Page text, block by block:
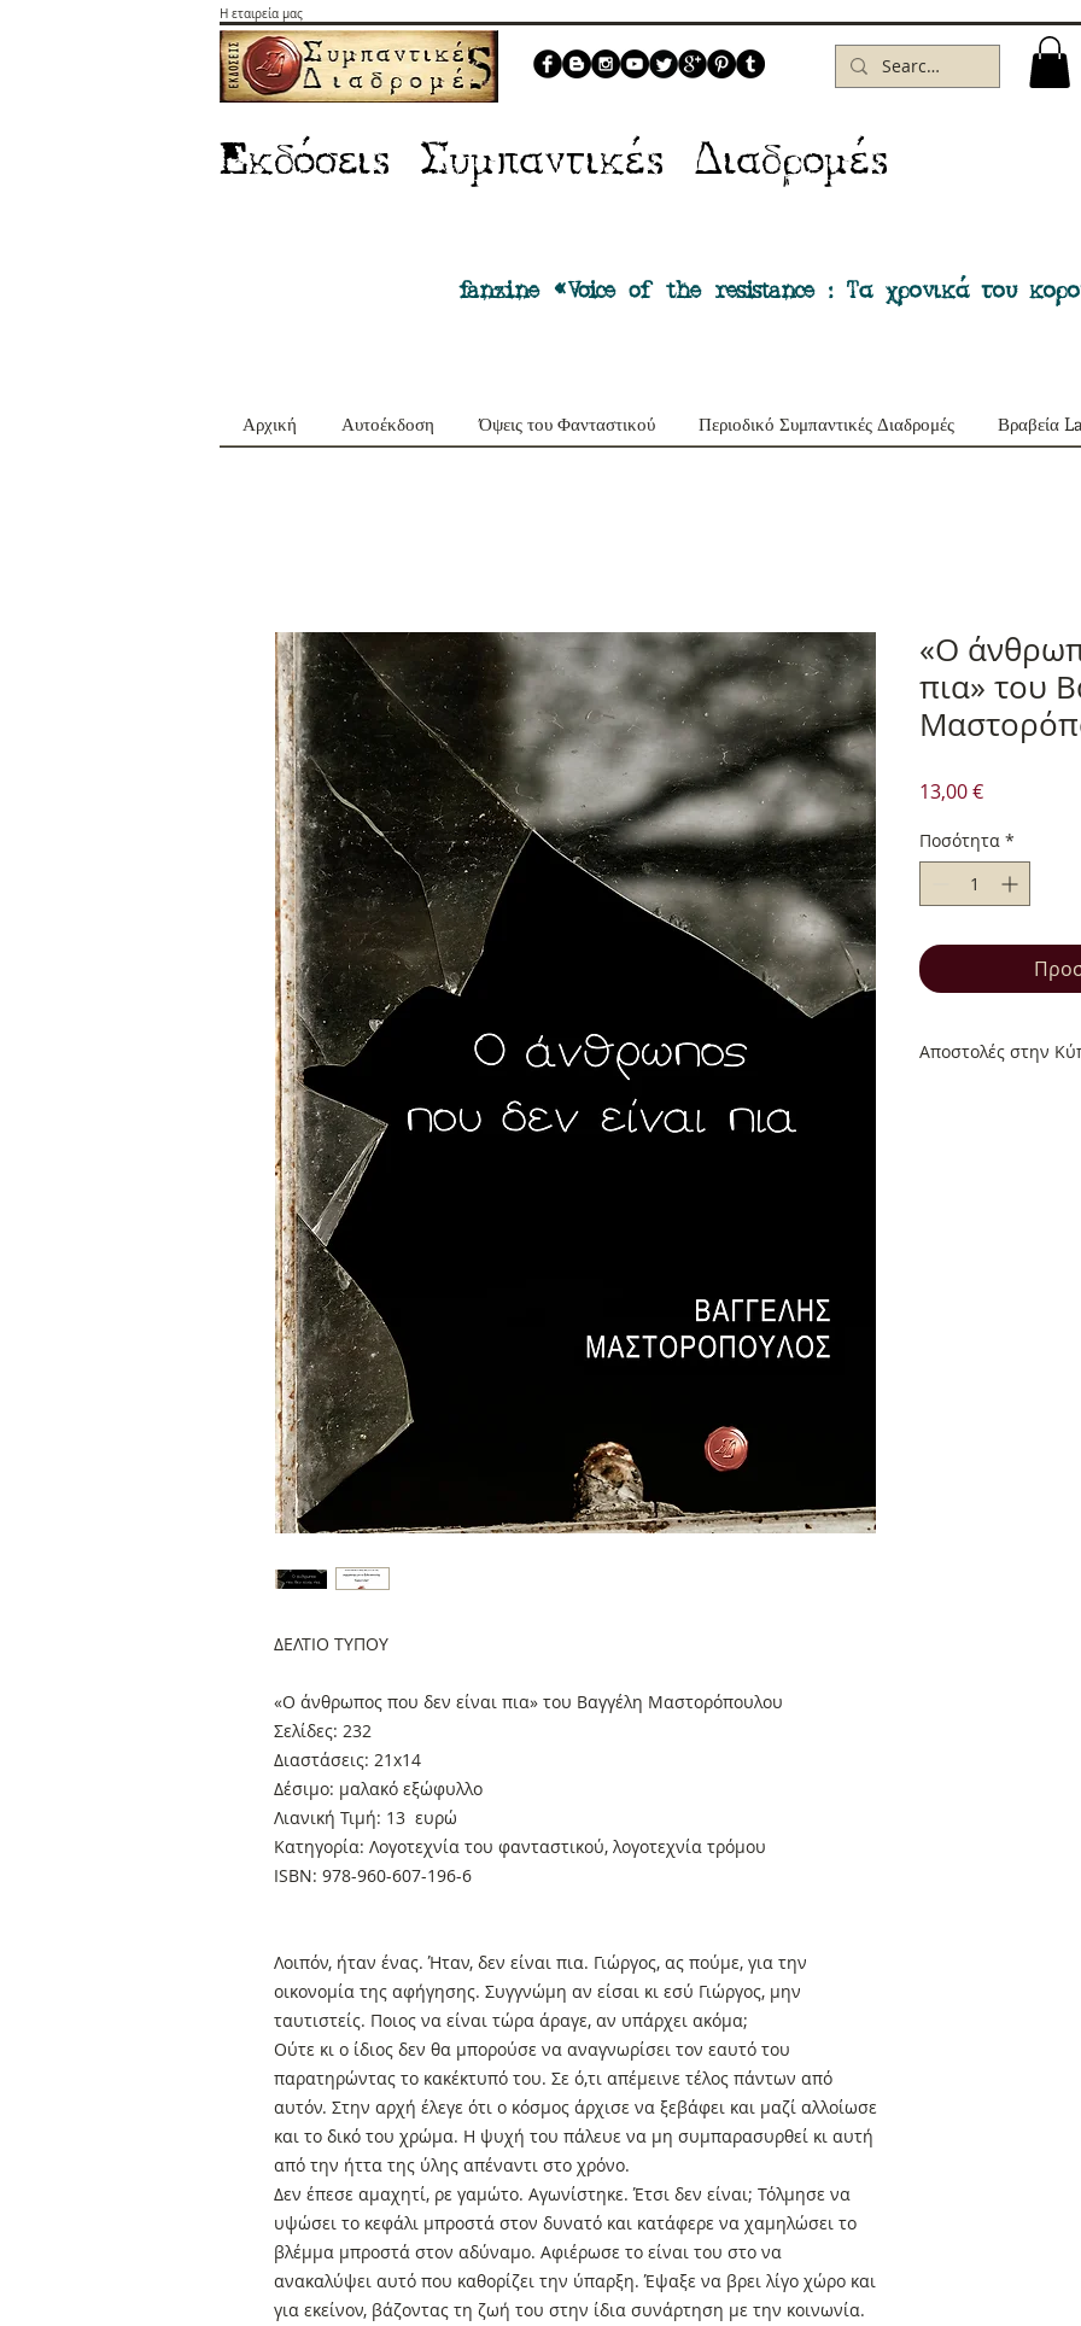
Η εταιρεία μας
Eκδόσειs Συμπαντικέs Διαδρομέs
fanzine «Voice of the resistance : Τα χρονικά του
Αρχική Αυτοέκδοση Όψεις του Φανταστικού Περιοδικό Συμπαντικές Διαδρομές Βραβεία
ΔΕΛΤΙΟ ΤΥΠΟΥ
«Ο άνθρωπος που δεν είναι πια» του Βαγγέλη Μαστορόπουλου
Σελίδες: 232
Διαστάσεις: 21x14
Δέσιμο: μαλακό εξώφυλλο
Λιανική Τιμή: 13 ευρώ
Κατηγορία: Λογοτεχνία του φανταστικού, λογοτεχνία τρόμου
ISBN: 978-960-607-196-6
Λοιπόν, ήταν ένας. Ήταν, δεν είναι πια. Γιώργος, ας πούμε, για την
οικονομία της αφήγησης. Συγγνώμη αν είσαι κι εσύ Γιώργος, μην
ταυτιστείς. Ποιος να είναι τώρα άραγε, αν υπάρχει ακόμα;
Ούτε κι ο ίδιος δεν θα μπορούσε να αναγνωρίσει τον εαυτό του
παρατηρώντας το κακέκτυπό του. Σε ό,τι απέμεινε τέλος πάντων από
αυτόν. Στην αρχή έλεγε ότι ο κόσμος άρχισε να ξεβάφει και μαζί αλλοίωσε
και το δικό του χρώμα. Η ψυχή του πάλευε να μη συμπαρασυρθεί κι αυτή
από την ήττα της ύλης απέναντι στο χρόνο.
Δεν έπεσε αμαχητί, ρε γαμώτο. Αγωνίστηκε. Έτσι δεν είναι; Τόλμησε να
υψώσει το κεφάλι μπροστά στον δυνατό και κατάφερε να χαμηλώσει το
βλέμμα μπροστά στον αδύναμο. Αφιέρωσε το είναι του στο να
ανακαλύψει αυτό που καθορίζει την ύπαρξη. Έψαξε να βρει λίγο χώρο και
για εκείνον, βάζοντας τη ζωή του στην ίδια συνάρτηση με την κοινωνία.
«Ο
πια» του
13,00 €Τιμή
Ποσότητα *
Αποστολές στην
Οι αποστολές